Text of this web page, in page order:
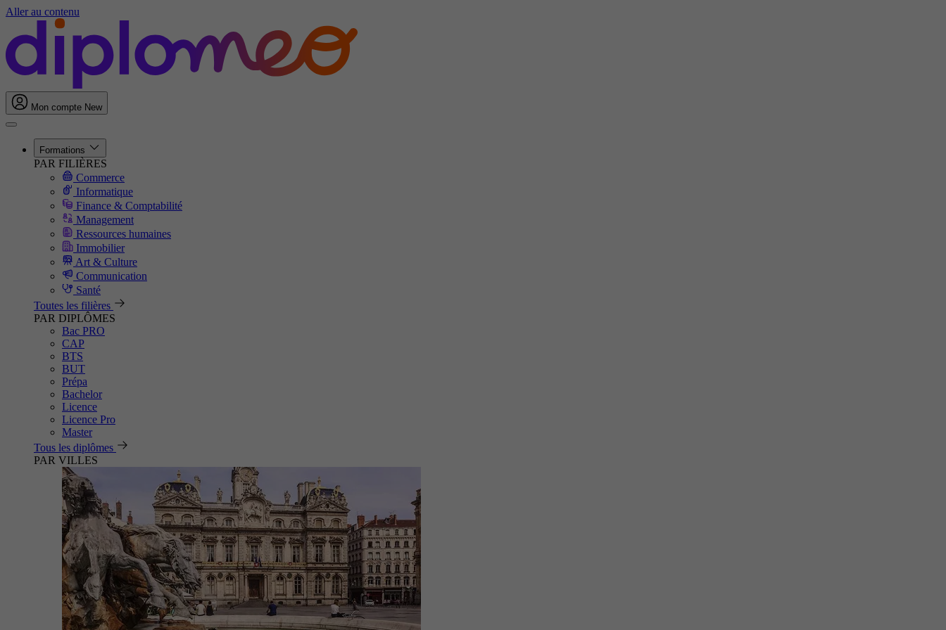
Aller au contenu
Mon compte New
Formations
PAR FILIÈRES
Commerce
Informatique
Finance & Comptabilité
Management
Ressources humaines
Immobilier
Art & Culture
Communication
Santé
Toutes les filières
PAR DIPLÔMES
Bac PRO
CAP
BTS
BUT
Prépa
Bachelor
Licence
Licence Pro
Master
Tous les diplômes
PAR VILLES